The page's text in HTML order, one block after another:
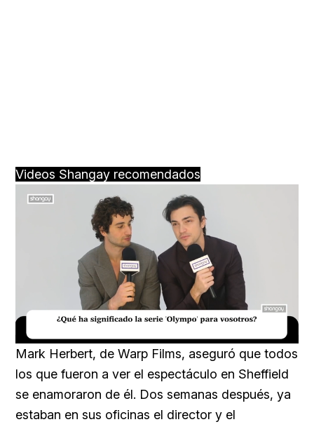
Videos Shangay recomendados
16.54%
Mark Herbert, de Warp Films, aseguró que todos
los que fueron a ver el espectáculo en Sheffield
se enamoraron de él. Dos semanas después, ya
estaban en sus oficinas el director y el